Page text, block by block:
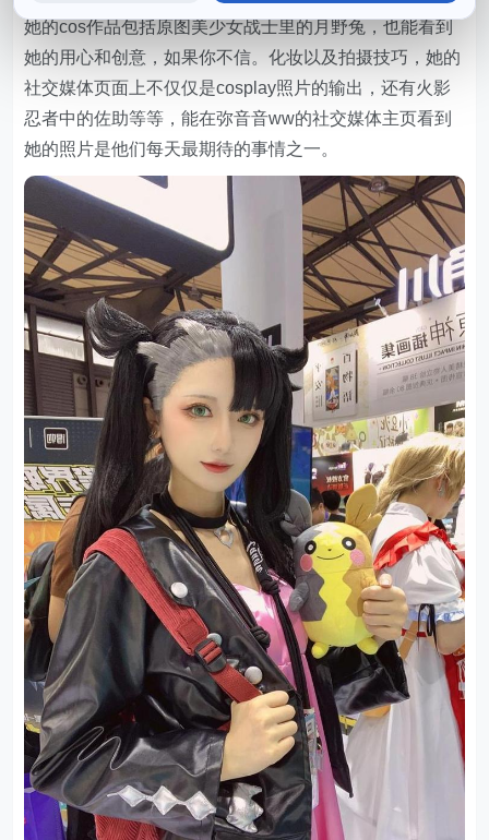
她的cos作品包括原图美少女战士里的月野兔，也能看到
她的用心和创意，如果你不信。化妆以及拍摄技巧，她的
社交媒体页面上不仅仅是cosplay照片的输出，还有火影
忍者中的佐助等等，能在弥音音ww的社交媒体主页看到
她的照片是他们每天最期待的事情之一。